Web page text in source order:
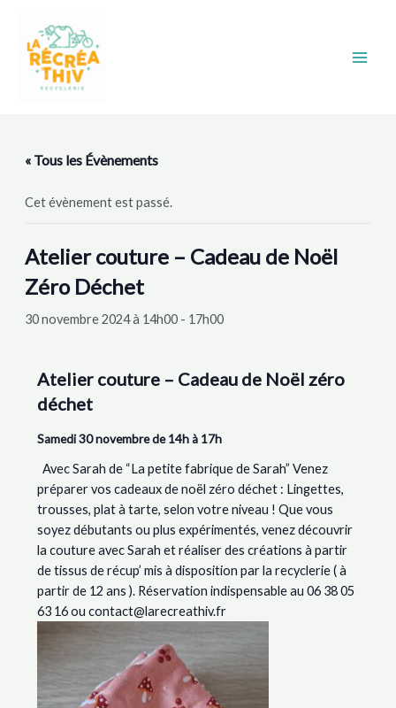
contenu
« Tous les Évènements
Cet évènement est passé.
Atelier couture – Cadeau de Noël
Zéro Déchet
30 novembre 2024 à 14h00- 17h00
Atelier couture – Cadeau de Noël zéro
déchet
Samedi 30 novembre de 14h à 17h
Avec Sarah de “La petite fabrique de Sarah” Venez
préparer vos cadeaux de noël zéro déchet : Lingettes,
trousses, plat à tarte, selon votre niveau ! Que vous
soyez débutants ou plus expérimentés, venez découvrir
la couture avec Sarah et réaliser des créations à partir
de tissus de récup’ mis à disposition par la recyclerie ( à
partir de 12 ans ). Réservation indispensable au 06 38 05
63 16 ou contact@larecreathiv.fr